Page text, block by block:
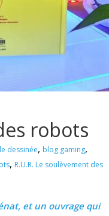
robots
dessinée, blog gaming,
, R.U.R. Le soulèvement des
et un ouvrage qui